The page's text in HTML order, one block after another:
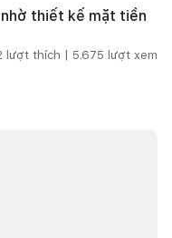
thiết kế mặt tiền
lượt thích | 5.675 lượt xem